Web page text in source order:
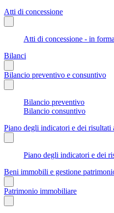
Atti di concessione
Atti di concessione - in
Bilanci
Bilancio preventivo e consuntivo
Bilancio preventivo
Bilancio consuntivo
Piano degli indicatori e dei risultati
Piano degli indicatori e dei
Beni immobili e gestione
Patrimonio immobiliare